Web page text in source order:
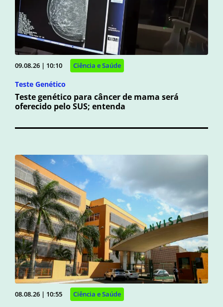
09.08.26 | 10:10 Ciência e Saúde
Teste Genético
Teste genético para câncer de mama será
oferecido pelo SUS; entenda
08.08.26 | 10:55 Ciência e Saúde